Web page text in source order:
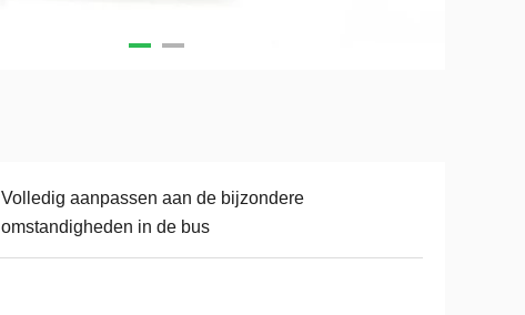
Volledig aanpassen aan de bijzondere
omstandigheden in de bus